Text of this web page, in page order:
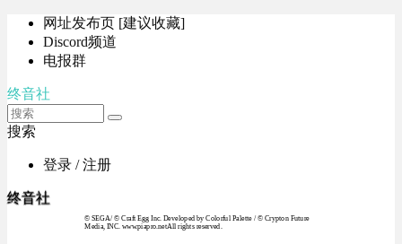
网址发布页 [建议收藏]
Discord频道
电报群
终音社
搜索
登录 / 注册
终音社
© SEGA / © Craft Egg Inc. Developed by Colorful Palette / © Crypton Future
Media, INC. www.piapro.netAll rights reserved.